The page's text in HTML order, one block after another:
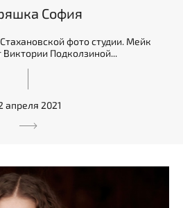
София
фото студии. Мейк
Виктории Подколзиной...
апреля 2021